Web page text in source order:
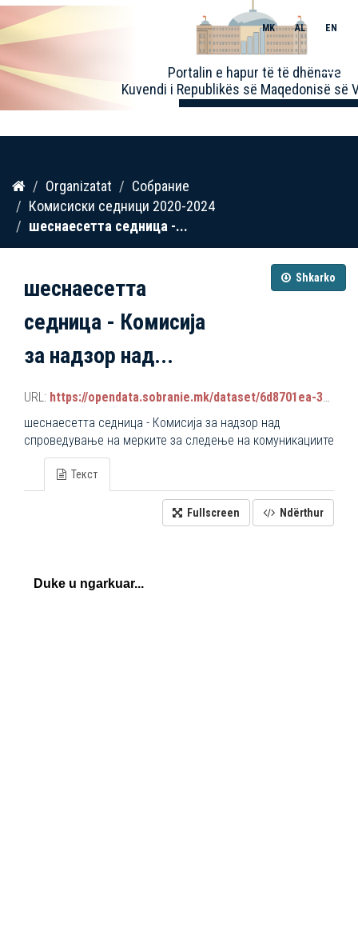
Kalo
përmbajtja
Portalin e hapur të të dhënave
Kuvendi i Republikës së Maqedonisë së
MK AL EN
Toggle
Organizatat
Собрание
Комисиски седници 2020-2024
шеснаесетта седница -...
Shkarko
шеснаесетта
седница - Комисија
за надзор над...
URL: https://opendata.sobranie.mk/dataset/6d8701ea-3a42-465d-8f88-639bc6dc1a8e/resource/004d23e3-5d08-40de-bd76-b38c027b670b/download/komisiski_sednici.json
шеснаесетта седница - Комисија за надзор над
спроведување на мерките за следење на комуникациите
Текст
Fullscreen Ndërthur